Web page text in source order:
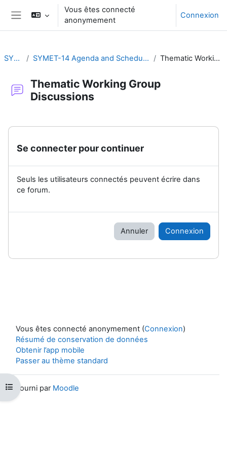
Passer au contenu principal
Panneau latéral
Vous êtes connecté
anonymement
Connexion
Ouvrir l’index du cours
SYMET-14 SYMET-14 Agenda and Schedule Details (22 to 25 November 2021) Thematic Working Group Discussions
Thematic Working Group
Discussions
Se connecter pour continuer
Seuls les utilisateurs connectés peuvent écrire dans
ce forum.
Annuler Connexion
Vous êtes connecté anonymement (Connexion)
Résumé de conservation de données
Obtenir l’app mobile
Passer au thème standard
Fourni par Moodle